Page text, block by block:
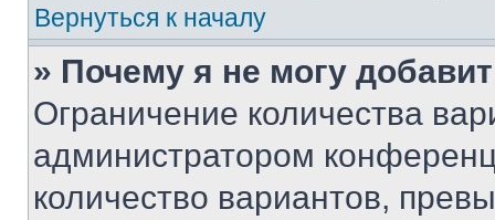
Вернуться к началу
» Почему я не могу
Ограничение количества
администратором
количество вариантов,